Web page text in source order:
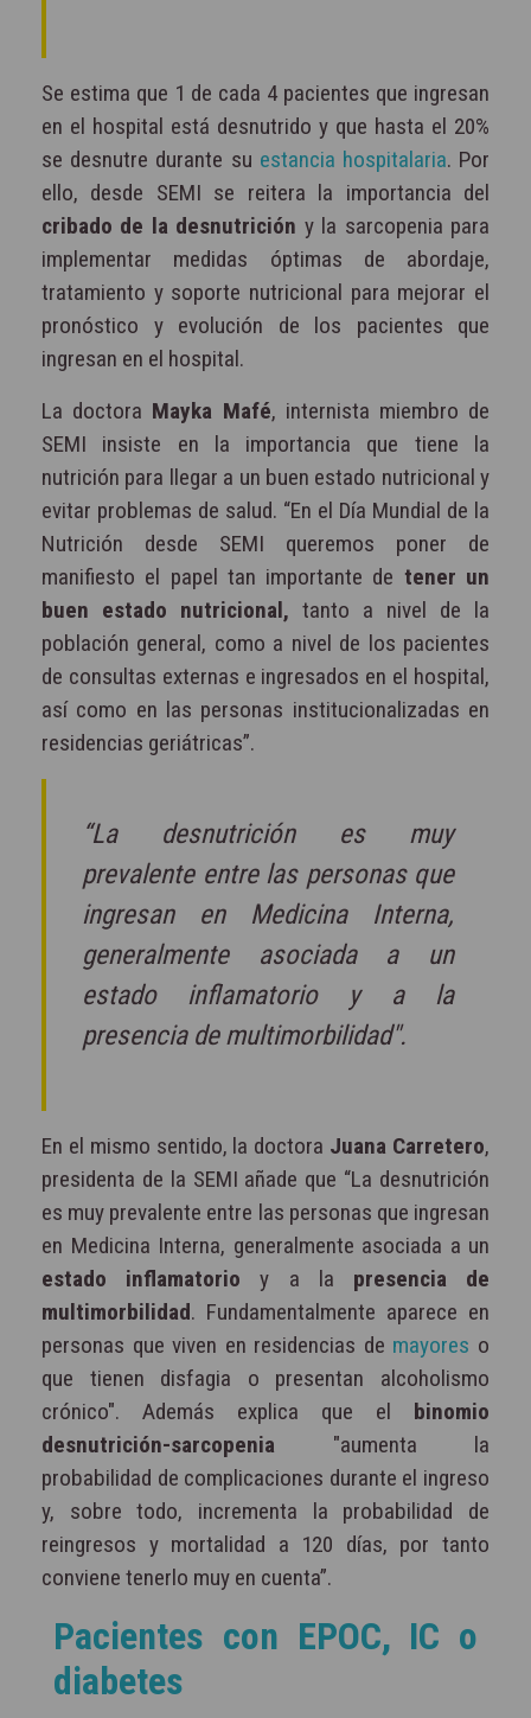
Se estima que 1 de cada 4 pacientes que ingresan
en el hospital está desnutrido y que hasta el 20%
se desnutre durante su estancia hospitalaria. Por
ello, desde SEMI se reitera la importancia del
cribado de la desnutrición y la sarcopenia para
implementar medidas óptimas de abordaje,
tratamiento y soporte nutricional para mejorar el
pronóstico y evolución de los pacientes que
ingresan en el hospital.
La doctora Mayka Mafé, internista miembro de
SEMI insiste en la importancia que tiene la
nutrición para llegar a un buen estado nutricional y
evitar problemas de salud. “En el Día Mundial de la
Nutrición desde SEMI queremos poner de
manifiesto el papel tan importante de tener un
buen estado nutricional, tanto a nivel de la
población general, como a nivel de los pacientes
de consultas externas e ingresados en el hospital,
así como en las personas institucionalizadas en
residencias geriátricas”.
“La desnutrición es muy
prevalente entre las personas que
ingresan en Medicina Interna,
generalmente asociada a un
estado inflamatorio y a la
presencia de multimorbilidad".
En el mismo sentido, la doctora Juana Carretero,
presidenta de la SEMI añade que “La desnutrición
es muy prevalente entre las personas que ingresan
en Medicina Interna, generalmente asociada a un
estado inflamatorio y a la presencia de
multimorbilidad. Fundamentalmente aparece en
personas que viven en residencias de mayores o
que tienen disfagia o presentan alcoholismo
crónico". Además explica que el binomio
desnutrición-sarcopenia "aumenta la
probabilidad de complicaciones durante el ingreso
y, sobre todo, incrementa la probabilidad de
reingresos y mortalidad a 120 días, por tanto
conviene tenerlo muy en cuenta”.
Pacientes con EPOC, IC o
diabetes